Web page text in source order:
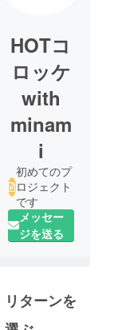
HOTコ
ロッケ
with
minam
i
初めてのプ
ロジェクト
です
メッセー
ジを送る
リターンを